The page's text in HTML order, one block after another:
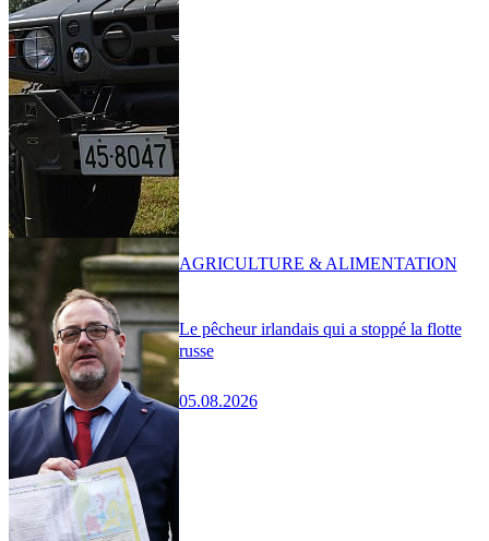
Le pêcheur irlandais qui a stoppé la flotte
russe
05.08.2026
AGRICULTURE & ALIMENTATION